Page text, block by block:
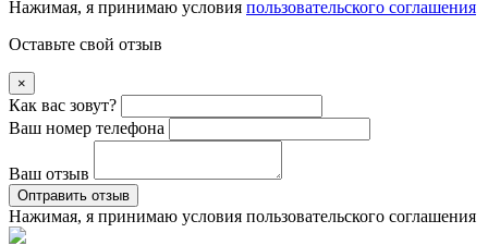
Нажимая, я принимаю условия пользовательского соглашения
Оставьте свой отзыв
×
Как вас зовут?
Ваш номер телефона
Ваш отзыв
Оптравить отзыв
Нажимая, я принимаю условия пользовательского соглашения